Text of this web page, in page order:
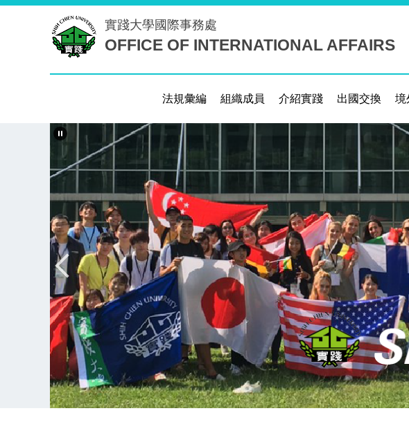
實踐大學 國際事務處
OFFICE OF INTERNATIONAL AFFAIRS
法規彙編 組織成員 介紹實踐 出國交換 境